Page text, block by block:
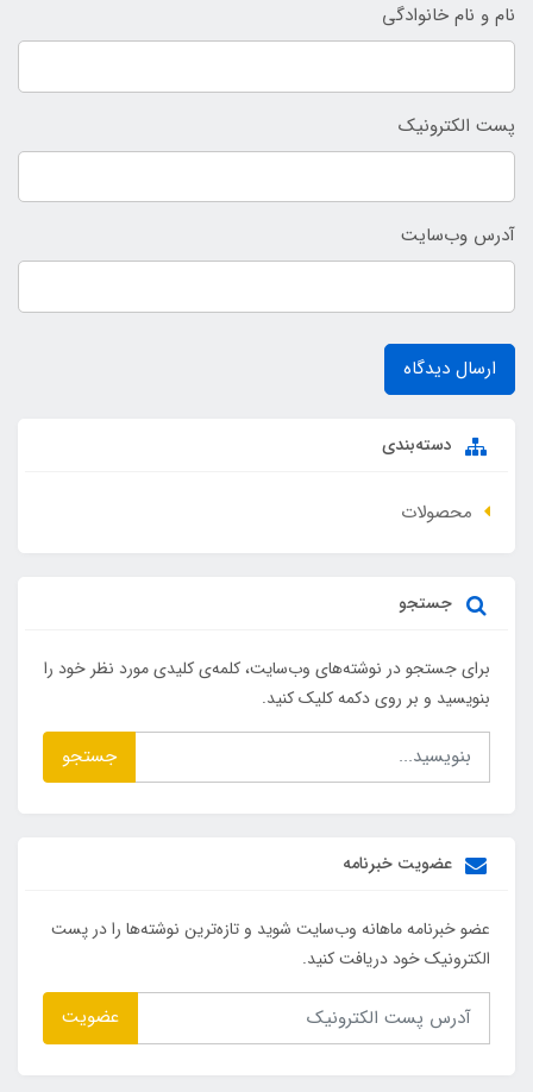
نام و نام خانوادگی
پست الکترونیک
آدرس وب‌سایت
ارسال دیدگاه
دسته‌بندی
محصولات
جستجو
برای جستجو در نوشته‌های وب‌سایت، کلمه‌ی کلیدی مورد نظر خود را
بنویسید و بر روی دکمه کلیک کنید.
جستجو
عضویت خبرنامه
عضو خبرنامه ماهانه وب‌سایت شوید و تازه‌ترین نوشته‌ها را در پست
الکترونیک خود دریافت کنید.
عضویت